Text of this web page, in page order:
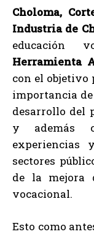
Choloma,
Industria de
educación
Herramienta
con el objetivo
importancia
desarrollo del
y además
experiencias
sectores
de la mejora
vocacional.
Esto como